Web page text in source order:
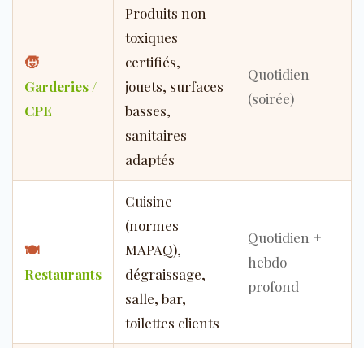
🧒
Garderies /
CPE
Produits non
toxiques
certifiés,
jouets, surfaces
basses,
sanitaires
adaptés
Quotidien
(soirée)
🍽
Restaurants
Cuisine
(normes
MAPAQ),
dégraissage,
salle, bar,
toilettes clients
Quotidien +
hebdo
profond